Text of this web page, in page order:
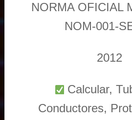
NORMA OFICIAL
NOM-001-
2012
Calcular,
Conductores,